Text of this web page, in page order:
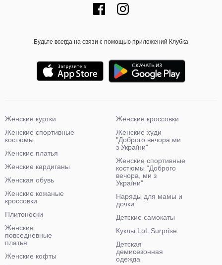
Будьте всегда на связи с помощью приложений Клубка
Женские куртки
Женские спортивные
костюмы
Женские платья
Женские кардиганы
Женская обувь
Женские кожаные
кроссовки
Плитоноски
Женские
повседневные
платья
Женские кофты
Женские кроссовки
Женские худи
"Доброго вечора ми
з України"
Женские спортивные
костюмы "Доброго
вечора, ми з
України"
Наряды для мамы и
дочки
Детские самокаты
Куклы LoL Surprise
Детская
демисезонная
одежда